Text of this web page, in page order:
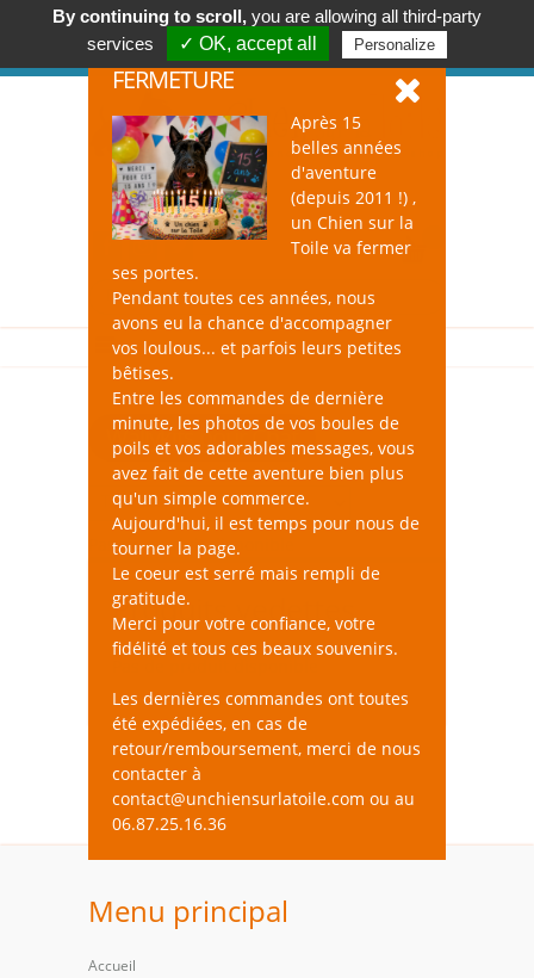
Accessoires & Design pour Chien, Chat, et Nac !
FERMETURE
Après 15
belles années
d'aventure
(depuis 2011 !) ,
un Chien sur la
Toile va fermer
ses portes.
Pendant toutes ces années, nous
avons eu la chance d'accompagner
vos loulous... et parfois leurs petites
bêtises.
Entre les commandes de dernière
minute, les photos de vos boules de
poils et vos adorables messages, vous
avez fait de cette aventure bien plus
qu'un simple commerce.
Aujourd'hui, il est temps pour nous de
tourner la page.
Le coeur est serré mais rempli de
gratitude.
Merci pour votre confiance, votre
fidélité et tous ces beaux souvenirs.
Les dernières commandes ont toutes
été expédiées, en cas de
retour/remboursement, merci de nous
contacter à
contact@unchiensurlatoile.com ou au
06.87.25.16.36
Se connecter-S'inscrire
Wallykits pour Chat
Pas de produit disponible
Produits vedettes
Menu principal
Accueil
By continuing to scroll,you are allowing all third-party
services
✓ OK, accept all Personalize